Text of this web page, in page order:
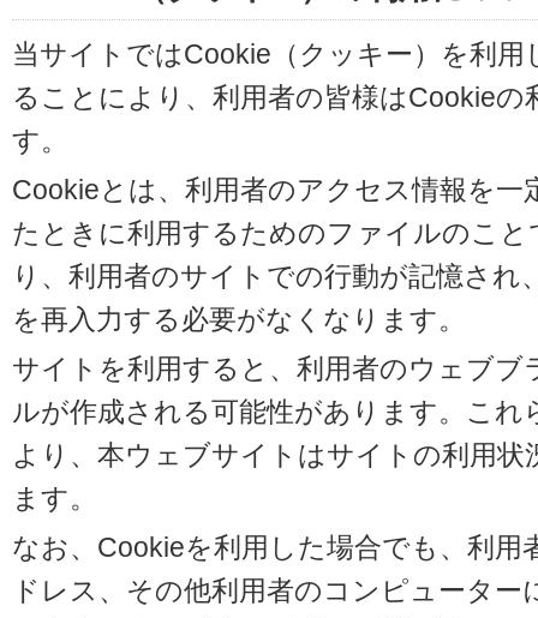
当サイトではCookie（クッキー）を利
ることにより、利用者の皆様はCookie
す。
Cookieとは、利用者のアクセス情報を
たときに利用するためのファイルのこ
り、利用者のサイトでの行動が記憶さ
を再入力する必要がなくなります。
サイトを利用すると、利用者のウェブ
ルが作成される可能性があります。こ
より、本ウェブサイトはサイトの利用
ます。
なお、Cookieを利用した場合でも、利用
ドレス、その他利用者のコンピュータ